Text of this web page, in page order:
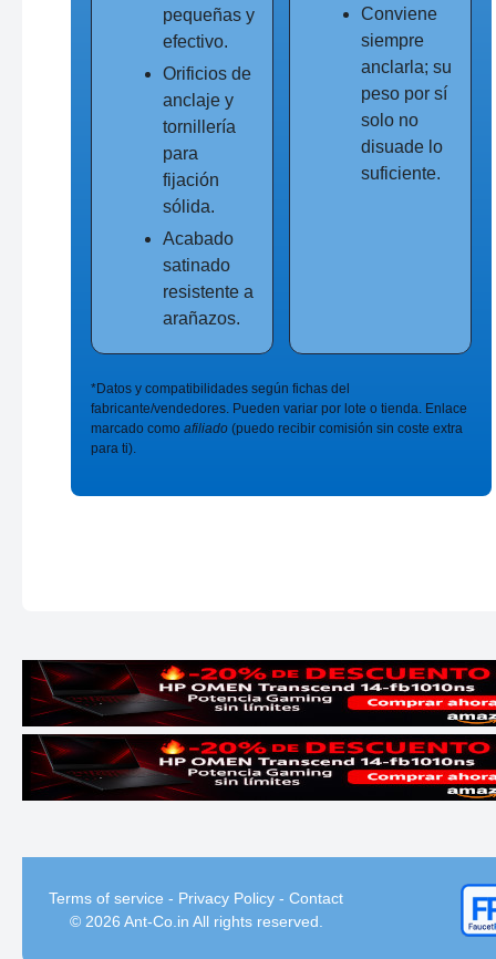
pequeñas y
efectivo.
Orificios de
anclaje y
tornillería
para
fijación
sólida.
Acabado
satinado
resistente a
arañazos.
Conviene
siempre
anclarla; su
peso por sí
solo no
disuade lo
suficiente.
*Datos y compatibilidades según fichas del
fabricante/vendedores. Pueden variar por lote o tienda. Enlace
marcado como afiliado (puedo recibir comisión sin coste extra
para ti).
Terms of service - Privacy Policy - Contact
© 2026 Ant-Co.in All rights reserved.